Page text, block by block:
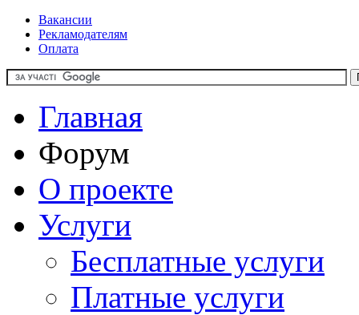
Вакансии
Рекламодателям
Оплата
Главная
Форум
О проекте
Услуги
Бесплатные услуги
Платные услуги